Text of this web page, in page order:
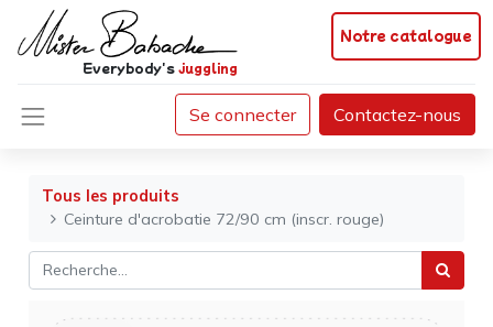
Notre catalogue
Everybody'sjuggling
Se connecter Contactez-nous
Tous les produits
Ceinture d'acrobatie 72/90 cm (inscr. rouge)